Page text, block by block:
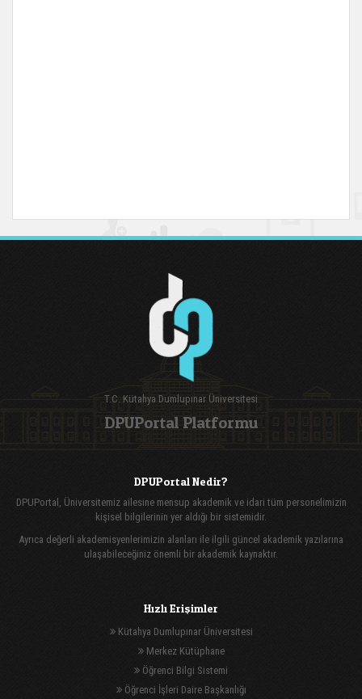
T.C. Kütahya Dumlupınar Üniversitesi
DPUPortal Platformu
DPUPortal Nedir?
DPUPortal, Üniversitemiz ailesine mensup akademik ve idari tüm personelimizin
kişisel bilgilerinin yer aldığı bir sistemidir.
Ayrıca değerli akademisyenlerimizin alanları ile ilgili güncel akademik yazılarına
ulaşabileceğiniz önemli bir akademik kaynaktır.
Hızlı Erişimler
Kütahya Dumlupınar Üniversitesi
Merkez Kütüphane
Öğrenci Bilgi Sistemi
Öğrenci İşleri Daire Başkanlığı